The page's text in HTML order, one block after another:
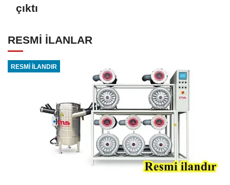
çıktı
RESMİ İLANLAR
RESMİ İLANDIR